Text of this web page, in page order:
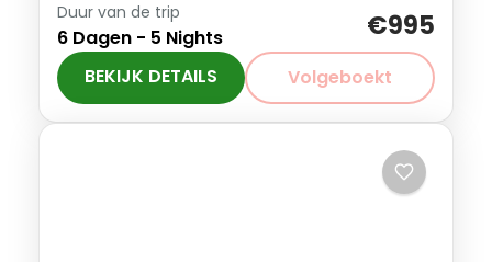
Deze trailrun reis is geschikt voor de
beginnende trailrunner die wil
meemaken wat het is om in en rond
hoog Alpine terrein te trailrunnen. Je
Zwitserland
Duur van de trip
6 Dagen - 5 Nights €995
BEKIJK DETAILS Volgeboekt